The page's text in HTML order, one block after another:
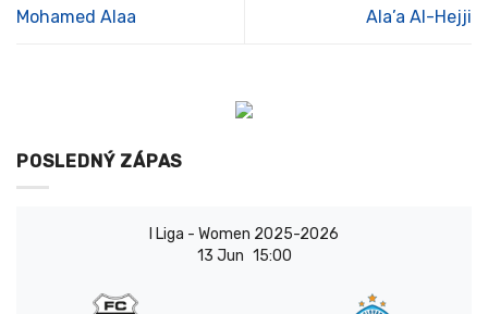
Mohamed Alaa Ala’a Al-Hejji
POSLEDNÝ ZÁPAS
I Liga - Women 2025-2026
13 Jun 15:00